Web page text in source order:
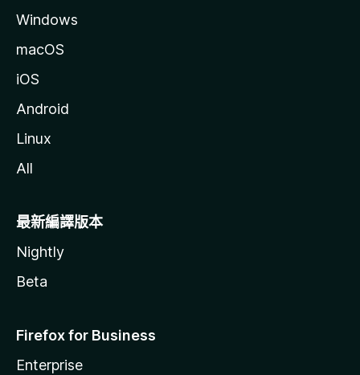
Windows
macOS
iOS
Android
Linux
All
最新編譯版本
Nightly
Beta
Firefox for Business
Enterprise